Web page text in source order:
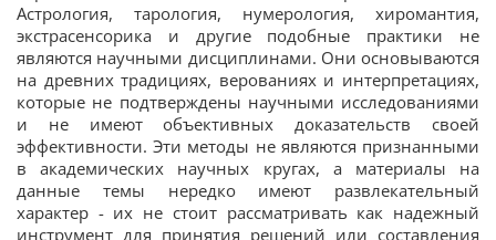
Астрология, тарология, нумерология, хиромантия,
экстрасенсорика и другие подобные практики не
являются научными дисциплинами. Они основываются
на древних традициях, верованиях и интерпретациях,
которые не подтверждены научными исследованиями
и не имеют объективных доказательств своей
эффективности. Эти методы не являются признанными
в академических научных кругах, а материалы на
данные темы нередко имеют развлекательный
характер - их не стоит рассматривать как надежный
инструмент для принятия решений или составления